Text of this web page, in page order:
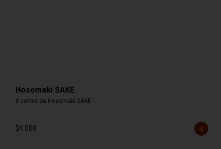
Hosomaki SAKE
8 cortes de Hosomaki SAKE
$4.000